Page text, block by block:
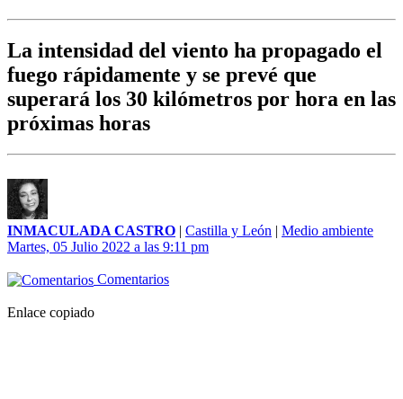
La intensidad del viento ha propagado el
fuego rápidamente y se prevé que
superará los 30 kilómetros por hora en las
próximas horas
INMACULADA CASTRO | Castilla y León | Medio ambiente
Martes, 05 Julio 2022 a las 9:11 pm
Comentarios
Enlace copiado